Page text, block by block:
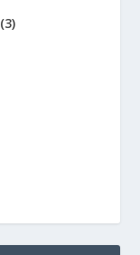
(3)